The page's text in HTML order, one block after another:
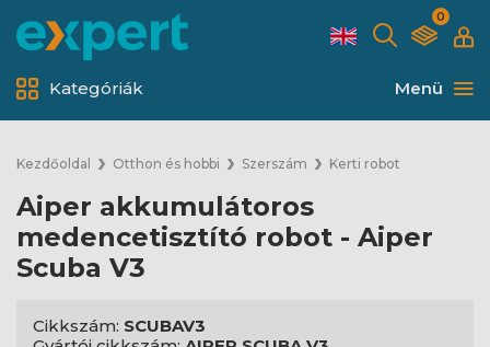
0
Menü
Kategóriák
Kezdőoldal Otthon és hobbi Szerszám Kerti robot
Aiper akkumulátoros
medencetisztító robot - Aiper
Scuba V3
Cikkszám: SCUBAV3